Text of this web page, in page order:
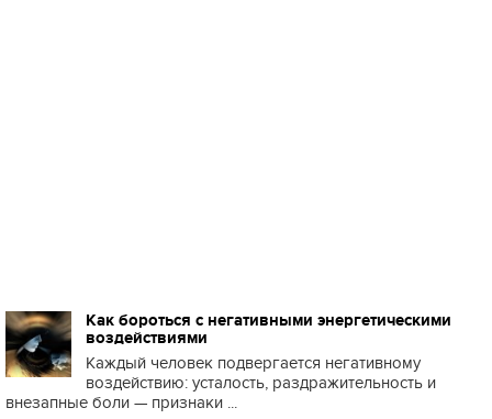
Как бороться с негативными энергетическими
воздействиями
Каждый человек подвергается негативному
воздействию: усталость, раздражительность и
внезапные боли — признаки ...